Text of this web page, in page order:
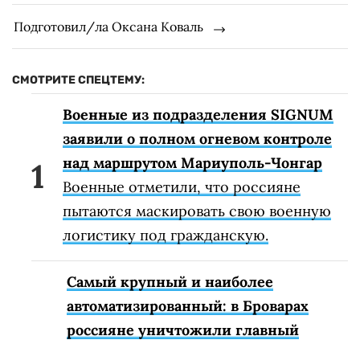
Подготовил/ла Оксана Коваль
СМОТРИТЕ СПЕЦТЕМУ:
Военные из подразделения SIGNUM
заявили о полном огневом контроле
над маршрутом Мариуполь-Чонгар
Военные отметили, что россияне
пытаются маскировать свою военную
логистику под гражданскую.
Самый крупный и наиболее
автоматизированный: в Броварах
россияне уничтожили главный